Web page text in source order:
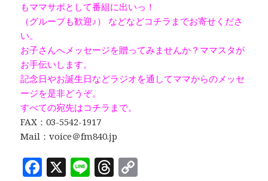
もママサポとして番組に出いっ！
（グループも歓迎♪） などなどコチラまでお寄せくださ
い。
お子さんへメッセージを贈ってみませんか？ママスタが
お手伝いします。
記念日やお誕生日などラジオを通してママからのメッセ
ージを是非どうぞ。
すべての宛先はコチラまで。
FAX：03-5542-1917
Mail：voice＠fm840.jp
F X Li T